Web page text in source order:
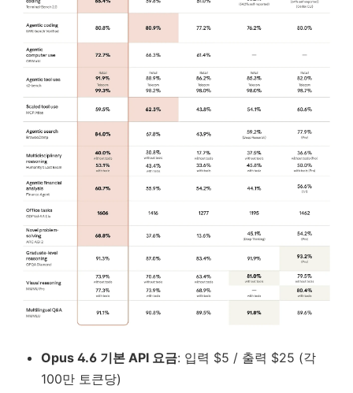
Opus 4.6 기본 API 요금: 입력 $5 / 출력 $25 (각
100만 토큰당)